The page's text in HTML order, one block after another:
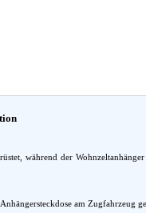
während der
am Zugfahrzeug